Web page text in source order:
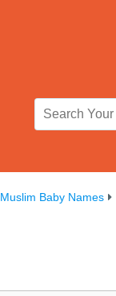
Muslim Baby Names